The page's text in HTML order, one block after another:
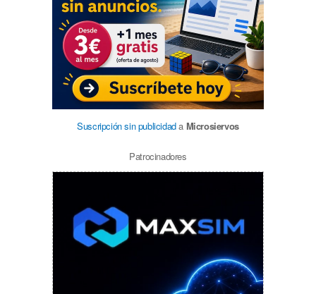
Suscripción sin publicidada Microsiervos
Patrocinadores